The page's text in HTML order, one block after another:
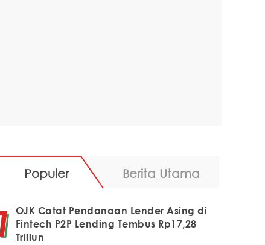
Populer Berita Utama
OJK Catat Pendanaan Lender Asing di
Fintech P2P Lending Tembus Rp17,28
Triliun